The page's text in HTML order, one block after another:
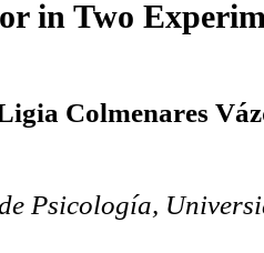
in Two
Colmenares
Psicología,